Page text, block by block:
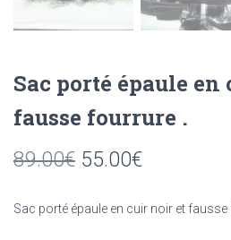
Sac porté épaule
fausse fourrure .
89.00€ Le
55.00€Le
Sac porté épaule en cuir noir et fausse